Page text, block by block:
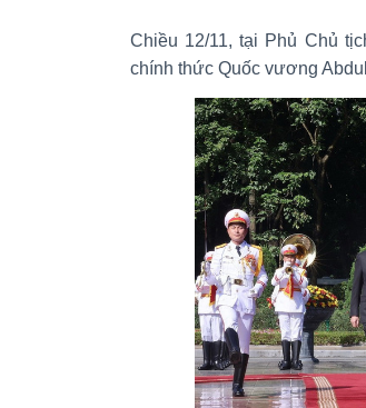
Chiều 12/11, tại Phủ Chủ
chính thức Quốc vương